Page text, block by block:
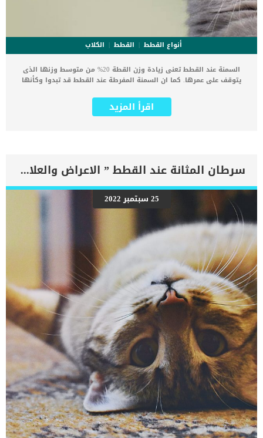
أنواع القطط القطط
الكلاب
السمنة عند القطط تعنى زيادة وزن القطة 20% من متوسط وزنها الذى
يتوقف على عمرها. كما ان السمنة المفرطة عند القطط قد تبدوا وكأنها
القطط بالكثير من المضاعفات الصحية. اقرأ ايضا: كيف تساعد قطتك
السمينة على فقدان وزنها ؟ل ؟ كما يتسبب الإفراط فى الطعام وقلة
السمنة المفرطة ووجدتها وزنها يزيد وحركتها تقل فعليك بالتوجه الى
العيادة البيطرية فورا لتفحص الأمر وإنقاذ الموقف قبل ان تحدث
مضاعفات. لا ينصح باتباع انظمة تقليل الغذاء ووضع كميات اكل بسيطة
لتجبر القطة على اكل اقل في نقص وزنها لان هذا الامر يمكن ان يضر اكثر
من ان يفيد صحة القطة. كما ان اتباع أنظمة تقليل كمية الطعام للقطط قد
تصيبها بدهون الكبد والمخاطر الصحية الأخرى. انظر الى جسم قطتك من
اعلى فاذا لم تتمكن من رؤية الاضلاع فهذا يعني أنه يعاني من زيادة
الوزن. اقرأ ايضا: 7 عوامل تسبب فقدان الوزن المفاجئ في الحيوانات
الأليفة الأسباب الكامنة وراء السمنة عند القطط هناك سببان رئيسيان […]
اقرأ المزيد
سرطان المثانة عند القطط ” الاعراض والعلاج”
25 سبتمبر 2022